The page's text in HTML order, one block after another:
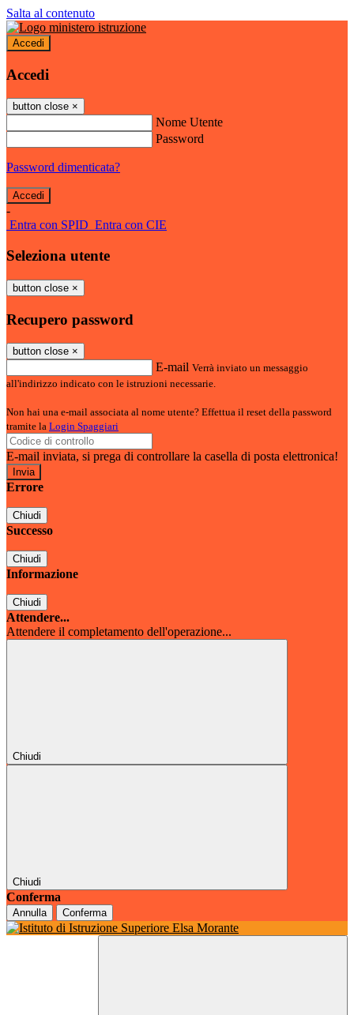
Salta al contenuto
Accedi
Accedi
button close ×
Nome Utente
Password
Password dimenticata?
-
Entra con SPID Entra con CIE
Seleziona utente
button close ×
Recupero password
button close ×
E-mail Verrà inviato un messaggio
all'indirizzo indicato con le istruzioni necessarie.
Non hai una e-mail associata al nome utente? Effettua il reset della password
tramite la Login Spaggiari
E-mail inviata, si prega di controllare la casella di posta elettronica!
Errore
Chiudi
Successo
Chiudi
Informazione
Chiudi
Attendere...
Attendere il completamento dell'operazione...
Chiudi
Chiudi
Conferma
Annulla Conferma